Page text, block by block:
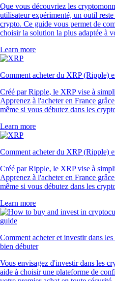
Que vous découvriez les
utilisateur expérimenté, un outil
crypto. Ce guide vous permet de
choisir la solution la plus adaptée à
Learn more
Comment acheter du XRP (Ripple)
Créé par Ripple, le XRP vise à
Apprenez à l'acheter en France
même si vous débutez dans les
Learn more
Comment acheter du XRP (Ripple)
Créé par Ripple, le XRP vise à
Apprenez à l'acheter en France
même si vous débutez dans les
Learn more
Comment acheter et investir dans
bien débuter
Vous envisagez d'investir dans les
aide à choisir une plateforme de